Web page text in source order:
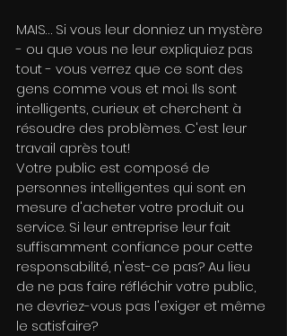
MAIS… Si vous leur donniez un mystère
- ou que vous ne leur expliquiez pas
tout - vous verrez que ce sont des
gens comme vous et moi. Ils sont
intelligents, curieux et cherchent à
résoudre des problèmes. C'est leur
travail après tout!
Votre public est composé de
personnes intelligentes qui sont en
mesure d'acheter votre produit ou
service. Si leur entreprise leur fait
suffisamment confiance pour cette
responsabilité, n'est-ce pas? Au lieu
de ne pas faire réfléchir votre public,
ne devriez-vous pas l'exiger et même
le satisfaire?